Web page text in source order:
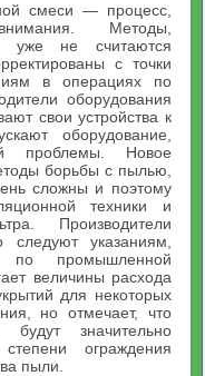
смеси — процесс,
Методы,
уже не считаются
с точки
в операциях по
оборудования
свои устройства к
оборудование,
проблемы. Новое
борьбы с пылью,
сложны и поэтому
техники и
Производители
следуют указаниям,
по промышленной
величины расхода
для некоторых
но отмечает, что
значительно
ограждения
пыли.